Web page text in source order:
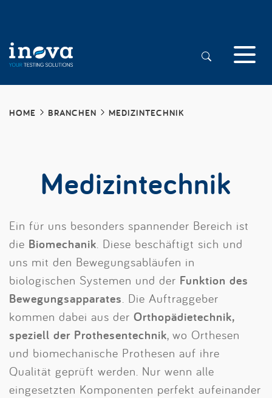
HOME BRANCHEN MEDIZINTECHNIK
Medizintechnik
Ein für uns besonders spannender Bereich ist
die Biomechanik. Diese beschäftigt sich und
uns mit den Bewegungsabläufen in
biologischen Systemen und der Funktion des
Bewegungsapparates. Die Auftraggeber
kommen dabei aus der Orthopädietechnik,
speziell der Prothesentechnik, wo Orthesen
und biomechanische Prothesen auf ihre
Qualität geprüft werden. Nur wenn alle
eingesetzten Komponenten perfekt aufeinander